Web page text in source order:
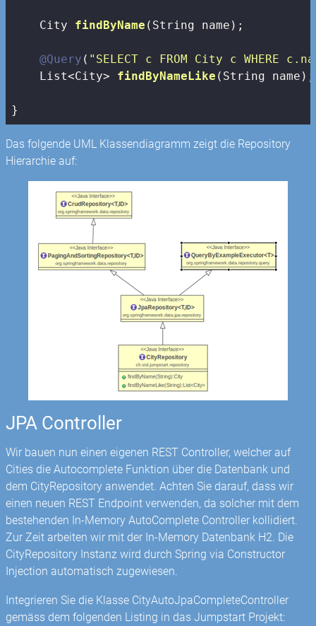
City findByName (String name) ;
@Query ( "SELECT c FROM City c WHERE
List<City> findByNameLike (String name) ;
}
Das folgende UML Klassendiagramm zeigt die Repository
Hierarchie auf:
JPA Controller
Wir bauen nun einen eigenen REST Controller, welcher auf
Cities die Autocomplete Funktion über die Datenbank und
dem CityRepository anwendet. Achten Sie darauf, dass wir
einen neuen REST Endpoint verwenden, da solcher mit dem
bestehenden In-Memory AutoComplete Controller kollidiert.
Zur Zeit arbeiten wir mit der In-Memory Datenbank H2. Die
CityRepository Instanz wird durch Spring via Constructor
Injection automatisch zugewiesen.
Integrieren Sie die Klasse CityAutoJpaCompleteController
gemäss dem folgenden Listing in das Jumpstart Projekt: